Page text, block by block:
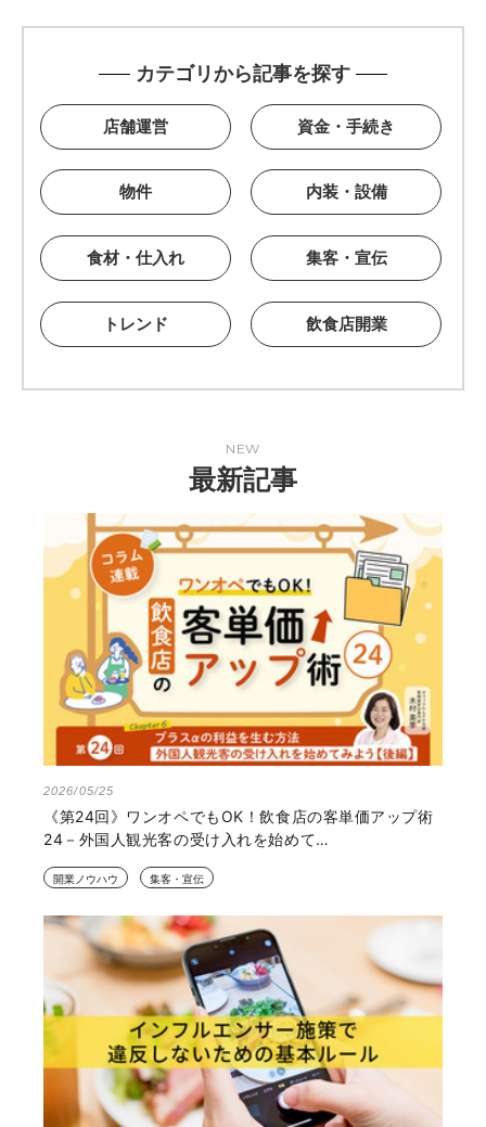
カテゴリから記事を探す
店舗運営 資金・手続き
物件 内装・設備
食材・仕入れ 集客・宣伝
トレンド 飲食店開業
NEW
最新記事
2026/05/25
《第24回》ワンオペでもOK！飲食店の客単価アップ術
24－外国人観光客の受け入れを始めて…
開業ノウハウ 集客・宣伝